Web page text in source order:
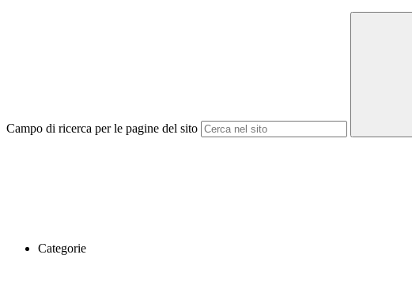
Campo di ricerca per le pagine del sito
Categorie